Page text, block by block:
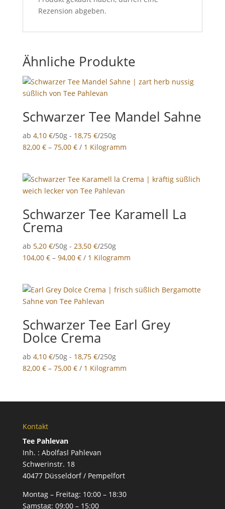
Rezension abgeben.
Ähnliche Produkte
Schwarzer Tee Mandel Sahne
ab 4,10 €/50g - 18,75 €/250g
82,00 €– 75,00 €/ 1 Kilogramm
Schwarzer Tee Karamell La
Crema
ab 5,20 €/50g - 23,50 €/250g
104,00 €– 94,00 €/ 1 Kilogramm
Schwarzer Tee Earl Grey
Dolce Crema
ab 4,10 €/50g - 18,75 €/250g
82,00 €– 75,00 €/ 1 Kilogramm
Kontakt
Tee Pahlevan
Inh. : Abolfasl Pahlevan
Schwerinstr. 18
40477 Düsseldorf / Pempelfort
Montag – Freitag: 10:00 – 18:30
Samstag: 09:00 – 15:00